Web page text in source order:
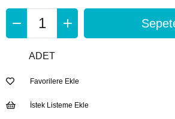
ADET
Favorilere Ekle
İstek Listeme Ekle